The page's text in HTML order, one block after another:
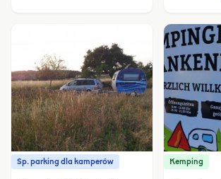
Sp. parking dla kamperów Kemping